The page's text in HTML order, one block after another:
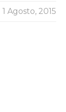
1 Agosto, 2015